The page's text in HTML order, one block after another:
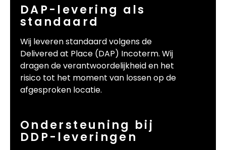
DAP-levering als
standaard
Wij leveren standaard volgens de
Delivered at Place (DAP) Incoterm. Wij
dragen de verantwoordelijkheid en het
risico tot het moment van lossen op de
afgesproken locatie.
Ondersteuning bij
DDP-leveringen